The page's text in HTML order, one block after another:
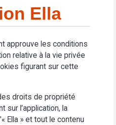
Ella
approuve les conditions
relative à la vie privée
figurant sur cette
droits de propriété
sur l’application, la
Ella » et tout le contenu